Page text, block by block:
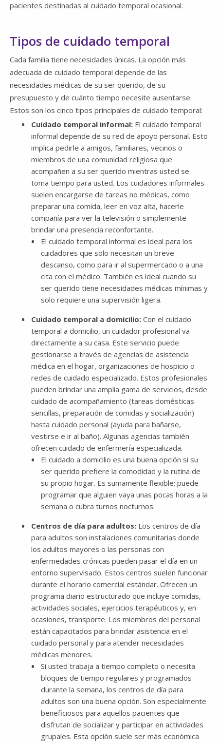
pacientes destinadas al cuidado temporal ocasional.
Tipos de cuidado temporal
Cada familia tiene necesidades únicas. La opción más
adecuada de cuidado temporal depende de las
necesidades médicas de su ser querido, de su
presupuesto y de cuánto tiempo necesite ausentarse.
Estos son los cinco tipos principales de cuidado temporal:
Cuidado temporal informal: El cuidado temporal
informal depende de su red de apoyo personal. Esto
implica pedirle a amigos, familiares, vecinos o
miembros de una comunidad religiosa que
acompañen a su ser querido mientras usted se
toma tiempo para usted. Los cuidadores informales
suelen encargarse de tareas no médicas, como
preparar una comida, leer en voz alta, hacerle
compañía para ver la televisión o simplemente
brindar una presencia reconfortante.
El cuidado temporal informal es ideal para los
cuidadores que solo necesitan un breve
descanso, como para ir al supermercado o a una
cita con el médico. También es ideal cuando su
ser querido tiene necesidades médicas mínimas y
solo requiere una supervisión ligera.
Cuidado temporal a domicilio: Con el cuidado
temporal a domicilio, un cuidador profesional va
directamente a su casa. Este servicio puede
gestionarse a través de agencias de asistencia
médica en el hogar, organizaciones de hospicio o
redes de cuidado especializado. Estos profesionales
pueden brindar una amplia gama de servicios, desde
cuidado de acompañamiento (tareas domésticas
sencillas, preparación de comidas y socialización)
hasta cuidado personal (ayuda para bañarse,
vestirse e ir al baño). Algunas agencias también
ofrecen cuidado de enfermería especializada.
El cuidado a domicilio es una buena opción si su
ser querido prefiere la comodidad y la rutina de
su propio hogar. Es sumamente flexible; puede
programar que alguien vaya unas pocas horas a la
semana o cubra turnos nocturnos.
Centros de día para adultos: Los centros de día
para adultos son instalaciones comunitarias donde
los adultos mayores o las personas con
enfermedades crónicas pueden pasar el día en un
entorno supervisado.​​​​​​​ Estos centros suelen funcionar
durante el horario comercial estándar. Ofrecen un
programa diario estructurado que incluye comidas,
actividades sociales, ejercicios terapéuticos y, en
ocasiones, transporte. Los miembros del personal
están capacitados para brindar asistencia en el
cuidado personal y para atender necesidades
médicas menores.
Si usted trabaja a tiempo completo o necesita
bloques de tiempo regulares y programados
durante la semana, los centros de día para
adultos son una buena opción. Son especialmente
beneficiosos para aquellos pacientes que
disfrutan de socializar y participar en actividades
grupales. Esta opción suele ser más económica